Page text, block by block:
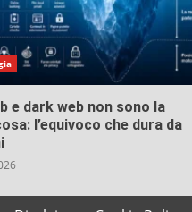
e dark web non sono la
l’equivoco che dura da